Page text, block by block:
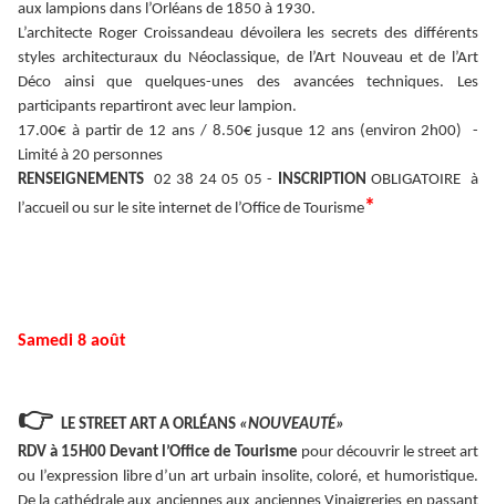
aux lampions dans l’Orléans de 1850 à 1930.
L’architecte Roger Croissandeau dévoilera les secrets des différents
styles architecturaux du Néoclassique, de l’Art Nouveau et de l’Art
Déco ainsi que quelques-unes des avancées techniques. Les
participants repartiront avec leur lampion.
17.00€ à partir de 12 ans / 8.50€ jusque 12 ans (environ 2h00) -
Limité à 20 personnes
RENSEIGNEMENTS 02 38 24 05 05 - INSCRIPTIONOBLIGATOIRE à
l’accueil ou sur le site internet de l’Office de Tourisme*
Samedi 8 août
👉 LE STREET ART A ORLÉANS «NOUVEAUTÉ»
RDV à 15H00 Devant l’Office de Tourisme pour découvrir le street art
ou l’expression libre d’un art urbain insolite, coloré, et humoristique.